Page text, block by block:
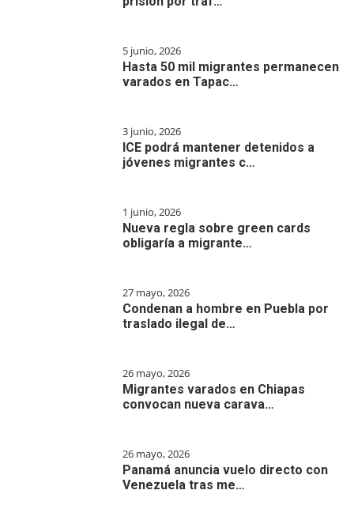
5 junio, 2026
Hasta 50 mil migrantes permanecen
varados en Tapac…
3 junio, 2026
ICE podrá mantener detenidos a
jóvenes migrantes c…
1 junio, 2026
Nueva regla sobre green cards
obligaría a migrante…
27 mayo, 2026
Condenan a hombre en Puebla por
traslado ilegal de…
26 mayo, 2026
Migrantes varados en Chiapas
convocan nueva carava…
26 mayo, 2026
Panamá anuncia vuelo directo con
Venezuela tras me…